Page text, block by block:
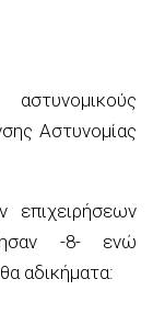
Αστυνομίας
επιχειρήσεων
-8- ενώ
αδικήματα: